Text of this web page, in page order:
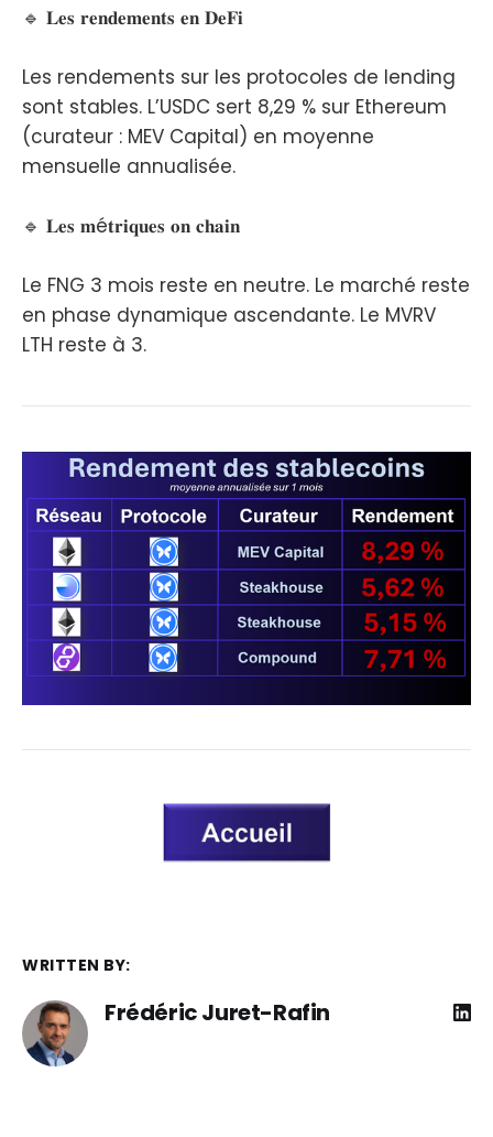
🔹 𝐋𝐞𝐬 𝐫𝐞𝐧𝐝𝐞𝐦𝐞𝐧𝐭𝐬 𝐞𝐧 𝐃𝐞𝐅𝐢
Les rendements sur les protocoles de lending
sont stables. L’USDC sert 8,29 % sur Ethereum
(curateur : MEV Capital) en moyenne
mensuelle annualisée.
🔹 𝐋𝐞𝐬 𝐦é𝐭𝐫𝐢𝐪𝐮𝐞𝐬 𝐨𝐧 𝐜𝐡𝐚𝐢𝐧
Le FNG 3 mois reste en neutre. Le marché reste
en phase dynamique ascendante. Le MVRV
LTH reste à 3.
WRITTEN BY:
Frédéric Juret-Rafin